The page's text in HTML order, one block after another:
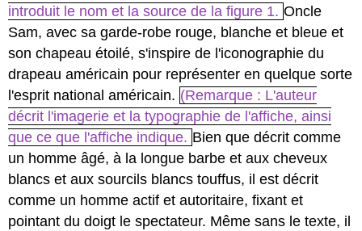
introduit le nom et la source de la figure 1. Oncle
Sam, avec sa garde-robe rouge, blanche et bleue et
son chapeau étoilé, s'inspire de l'iconographie du
drapeau américain pour représenter en quelque sorte
l'esprit national américain. (Remarque : L'auteur
décrit l'imagerie et la typographie de l'affiche, ainsi
que ce que l'affiche indique. Bien que décrit comme
un homme âgé, à la longue barbe et aux cheveux
blancs et aux sourcils blancs touffus, il est décrit
comme un homme actif et autoritaire, fixant et
pointant du doigt le spectateur. Même sans le texte, il